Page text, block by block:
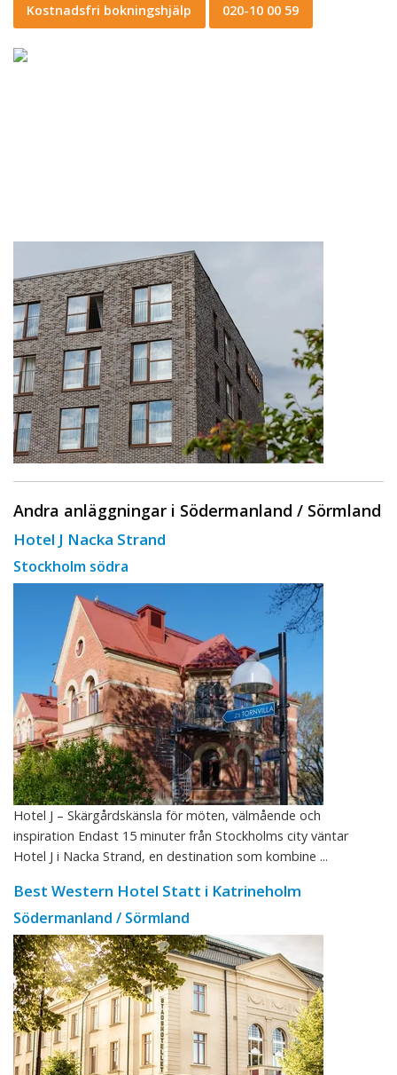
Kostnadsfri bokningshjälp 020-10 00 59
Andra anläggningar i Södermanland / Sörmland
Hotel J Nacka Strand
Stockholm södra
Hotel J – Skärgårdskänsla för möten, välmående och
inspiration Endast 15 minuter från Stockholms city väntar
Hotel J i Nacka Strand, en destination som kombine ...
Best Western Hotel Statt i Katrineholm
Södermanland / Sörmland